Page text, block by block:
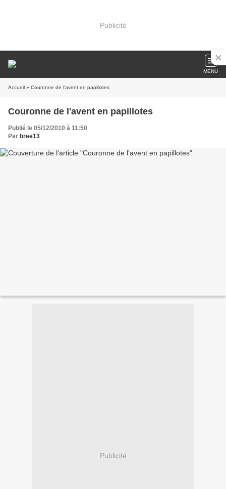
Publicité
MENU
Accueil » Couronne de l'avent en papillotes
Couronne de l'avent en papillotes
Publié le 05/12/2010 à 11:50
Par bree13
Publicité